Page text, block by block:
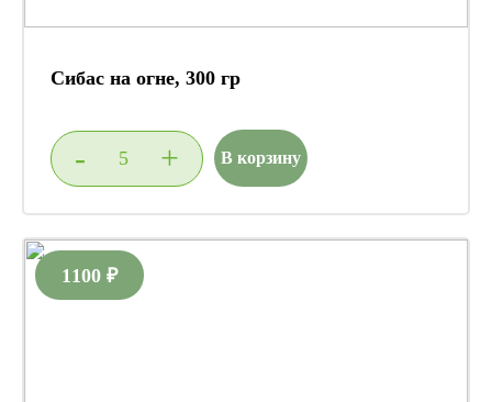
Сибас на огне, 300 гр
- + В корзину
1100 ₽